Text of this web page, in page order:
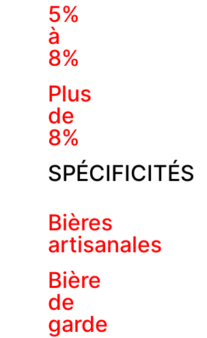
5%
à
8%
Plus
de
8%
SPÉCIFICITÉS
Bières
artisanales
Bière
de
garde